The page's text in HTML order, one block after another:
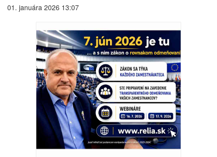
01. januára 2026 13:07